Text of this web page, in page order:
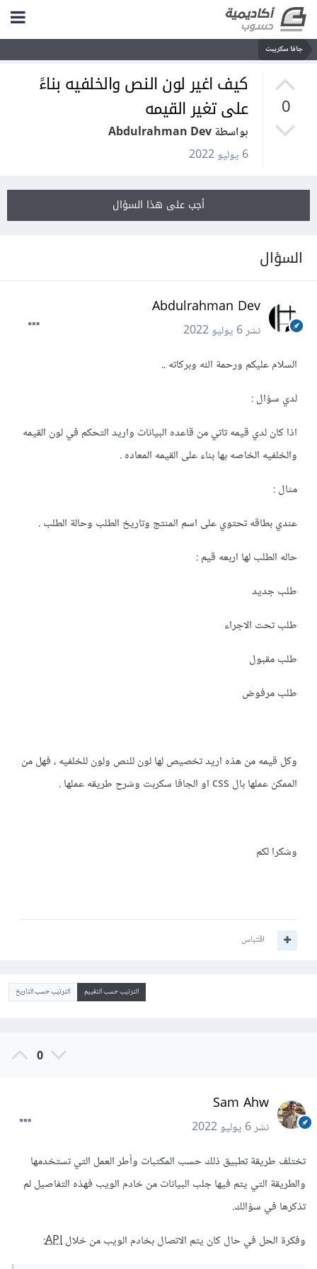
جافا سكريبت
0
كيف اغير لون النص والخلفيه بناءً
على تغير القيمه
بواسطة Abdulrahman Dev
6 يوليو 2022
أجب على هذا السؤال
السؤال
Abdulrahman Dev
نشر6 يوليو 2022
السلام عليكم ورحمة الله وبركاته ..
لدي سؤال :
اذا كان لدي قيمه تاتي من قاعده البيانات واريد التحكم في لون القيمه
والخلفيه الخاصه بها بناء على القيمه المعاده .
مثال :
عندي بطاقه تحتوي على اسم المنتج وتاريخ الطلب وحالة الطلب .
حاله الطلب لها اربعه قيم :
طلب جديد
طلب تحت الاجراء
طلب مقبول
طلب مرفوض
وكل قيمه من هذه اريد تخصيص لها لون للنص ولون للخلفيه ، فهل من
الممكن عملها بال css او الجافا سكربت وشرح طريقه عملها .
وشكرا لكم
اقتباس
الترتيب حسب التقييم الترتيب حسب التاريخ
0
Sam Ahw
نشر6 يوليو 2022
تختلف طريقة تطبيق ذلك حسب المكتبات وأطر العمل التي تستخدمها
والطريقة التي يتم فيها جلب البيانات من خادم الويب فهذه التفاصيل لم
تذكرها في سؤالك.
وفكرة الحل في حال كان يتم الاتصال بخادم الويب من خلالAPI
: